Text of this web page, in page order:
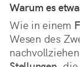
Warum es
Wie in einem
Wesen des